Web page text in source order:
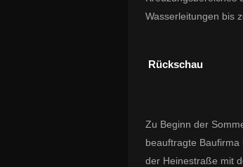
Wasserleitungen bis
Rückschau
Zu Beginn der
beauftragte
der Heinestraße mit